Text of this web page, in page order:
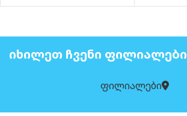
ᲘᲮᲘᲚᲔᲗ ᲩᲕᲔᲜᲘ ᲤᲘᲚᲘᲐᲚᲔᲑᲘ
ფილიალები